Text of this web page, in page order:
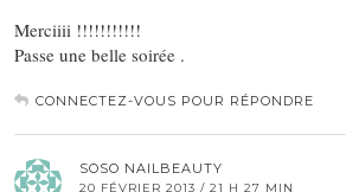
Merciiii !!!!!!!!!!!
Passe une belle soirée .
CONNECTEZ-VOUS POUR RÉPONDRE
SOSO NAILBEAUTY
20 FÉVRIER 2013 / 21 H 27 MIN